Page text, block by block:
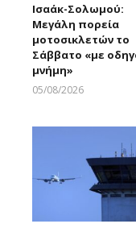
Ισαάκ-Σολωμού:
Μεγάλη πορεία
μοτοσικλετών το
Σάββατο «με
μνήμη»
05/08/2026